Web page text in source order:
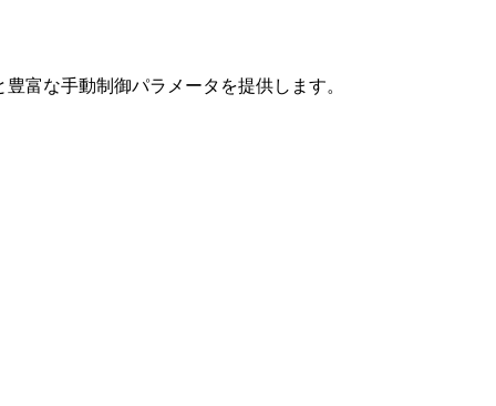
富な手動制御パラメータを提供します。